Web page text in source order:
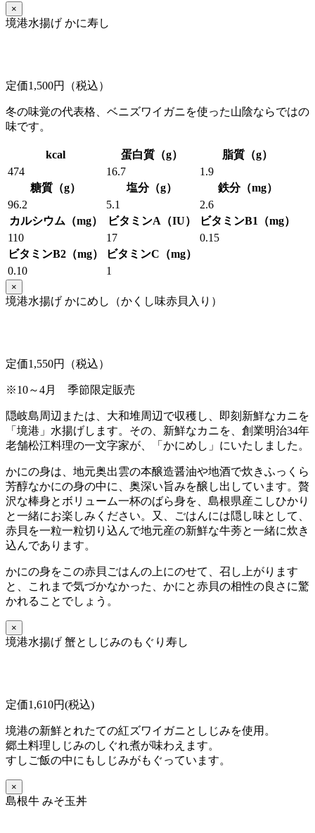
×
境港水揚げ かに寿し
定価1,500円（税込）
冬の味覚の代表格、ベニズワイガニを使った山陰ならではの
味です。
kcal 蛋白質（g）
脂質（g）
474
16.7
1.9
糖質（g）
塩分（g）
鉄分（mg）
96.2
5.1
2.6
カルシウム（mg）
ビタミンA（IU）
ビタミンB1（mg）
110
17
0.15
ビタミンB2（mg）
ビタミンC（mg）
0.10
1
×
境港水揚げ かにめし（かくし味赤貝入り）
定価1,550円（税込）
※10～4月 季節限定販売
隠岐島周辺または、大和堆周辺で収穫し、即刻新鮮なカニを
「境港」水揚げします。その、新鮮なカニを、創業明治34年
老舗松江料理の一文字家が、「かにめし」にいたしました。
かにの身は、地元奥出雲の本醸造醤油や地酒で炊きふっくら
芳醇なかにの身の中に、奥深い旨みを醸し出しています。贅
沢な棒身とボリューム一杯のばら身を、島根県産こしひかり
と一緒にお楽しみください。又、ごはんには隠し味として、
赤貝を一粒一粒切り込んで地元産の新鮮な牛蒡と一緒に炊き
込んであります。
かにの身をこの赤貝ごはんの上にのせて、召し上がります
と、これまで気づかなかった、かにと赤貝の相性の良さに驚
かれることでしょう。
×
境港水揚げ 蟹としじみのもぐり寿し
定価1,610円(税込)
境港の新鮮とれたての紅ズワイガニとしじみを使用。
郷土料理しじみのしぐれ煮が味わえます。
すしご飯の中にもしじみがもぐっています。
×
島根牛 みそ玉丼